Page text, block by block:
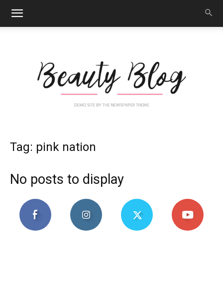
Art
Tag: pink nation
No posts to display